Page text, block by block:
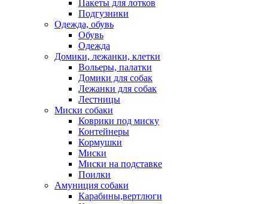
Пакеты для лотков
Подгузники
Одежда, обувь
Обувь
Одежда
Домики, лежанки, клетки
Вольеры, палатки
Домики для собак
Лежанки для собак
Лестницы
Миски собаки
Коврики под миску
Контейнеры
Кормушки
Миски
Миски на подставке
Поилки
Амуниция собаки
Карабины,вертлюги